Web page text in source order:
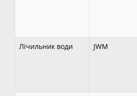
Лічильник води
JWM